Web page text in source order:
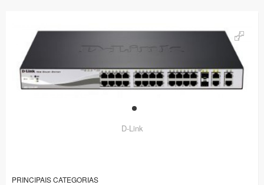
D-Link
PRINCIPAIS CATEGORIAS